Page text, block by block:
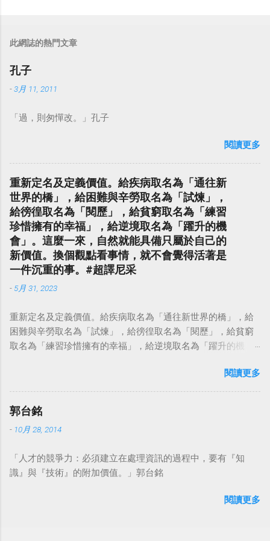
此網誌的熱門文章
孔子
-3月 11, 2011
「過，則匆憚改。」孔子
閱讀更多
重新定名及定義價值。給疾病取名為「通往新
世界的橋」，給困難與辛勞取名為「試煉」，
給徬徨取名為「閱歷」，給貧窮取名為「練習
珍惜擁有的幸福」，給逆境取名為「躍升的機
會」。這麼一來，自然就能具備只屬於自己的
新價值。換個觀點看事情，就不會覺得活著是
一件沉重的事。#超譯尼采
- 5月 31, 2023
重新定名及定義價值。給疾病取名為「通往新世界的橋」，給
困難與辛勞取名為「試煉」，給徬徨取名為「閱歷」，給貧窮
取名為「練習珍惜擁有的幸福」，給逆境取名為「躍升的機
點看事情，就不會覺得活著是一件沉重的事。#超譯尼采 — 中
華名言 - Chinese Quotes (@chinese_quotes) May 23, 2023
閱讀更多
郭台銘
- 10月 28, 2014
「人才的競爭力：必須建立在處理資訊的過程中，要有『知
識』與『技術』的附加價值。」郭台銘
閱讀更多